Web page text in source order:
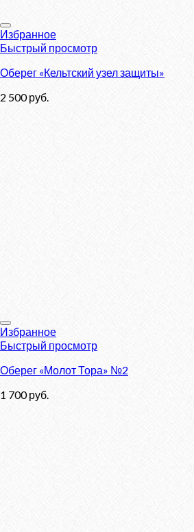
Избранное
Быстрый просмотр
Оберег «Кельтский узел защиты»
2 500руб.
Избранное
Быстрый просмотр
Оберег «Молот Тора» №2
1 700руб.